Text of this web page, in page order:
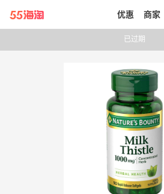
带你去官网买正品
优惠 商家
已过期